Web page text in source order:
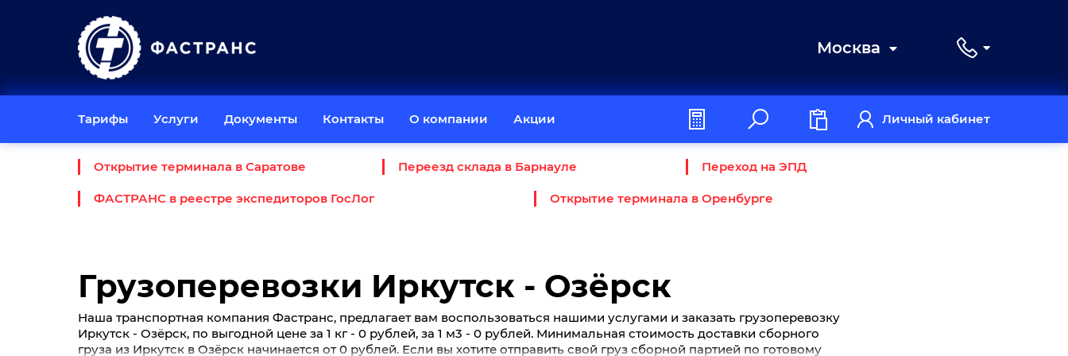
Москва
Тарифы Услуги Документы Контакты О компании Акции Личный кабинет
Открытие терминала в Саратове Переезд склада в Барнауле Переход на ЭПД
ФАСТРАНС в реестре экспедиторов ГосЛог Открытие терминала в Оренбурге
Грузоперевозки Иркутск - Озёрск
Наша транспортная компания Фастранс, предлагает вам воспользоваться нашими услугами и заказать грузоперевозку
Иркутск - Озёрск, по выгодной цене за 1 кг - 0 рублей, за 1 м3 - 0 рублей. Минимальная стоимость доставки сборного
груза из Иркутск в Озёрск начинается от 0 рублей. Если вы хотите отправить свой груз сборной партией по готовому